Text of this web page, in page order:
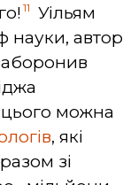
11
Уільям
науки, автор
можна
, які
зі